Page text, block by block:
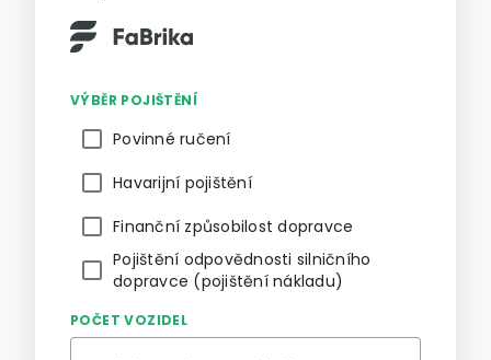
VÝBĚR POJIŠTĚNÍ
Povinné ručení
Havarijní pojištění
Finanční způsobilost dopravce
Pojištění odpovědnosti silničního
dopravce (pojištění nákladu)
POČET VOZIDEL